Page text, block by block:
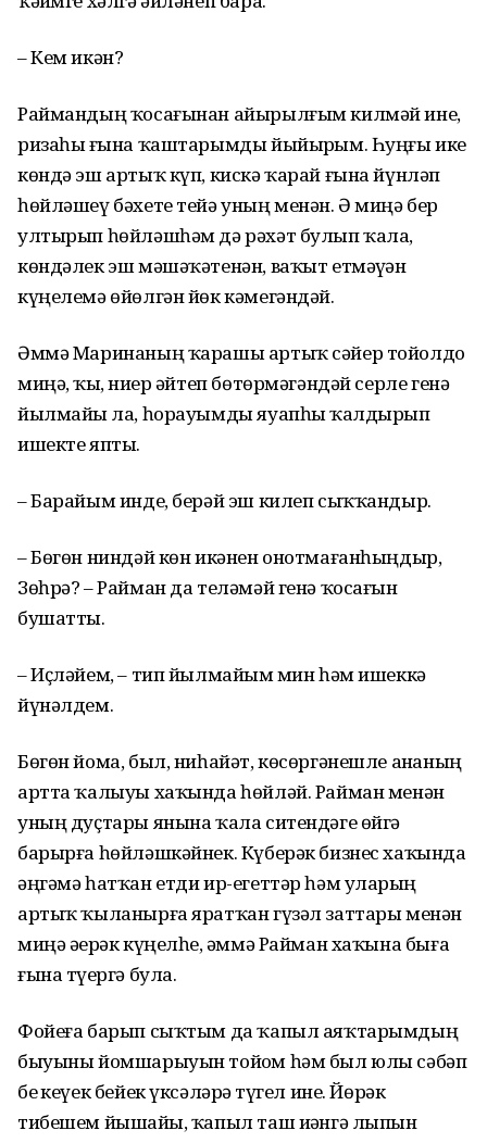
– Кем икән?
Раймандың ҡосағынан айырылғым килмәй ине,
ризаһыҙ ғына ҡаштарымды йыйырҙым. Һуңғы ике
көндә эш артыҡ күп, кискә ҡарай ғына йүнләп
һөйләшеү бәхете тейә уның менән. Ә миңә бер
ултырып һөйләшһәм дә рәхәт булып ҡала,
көндәлек эш мәшәҡәтенән, ваҡыт етмәүҙән
күңелемә өйөлгән йөк кәмегәндәй.
Әммә Маринаның ҡарашы артыҡ сәйер тойолдо
миңә, ҡыҙ, ниҙер әйтеп бөтөрмәгәндәй серле генә
йылмайҙы ла, һорауымды яуапһыҙ ҡалдырып
ишекте япты.
– Барайым инде, берәй эш килеп сыҡҡандыр.
– Бөгөн ниндәй көн икәнен онотмағанһыңдыр,
Зөһрә? – Райман да теләмәй генә ҡосағын
бушатты.
– Иҫләйем, – тип йылмайҙым мин һәм ишеккә
йүнәлдем.
Бөгөн йома, был, ниһайәт, көсөргәнешле аҙнаның
артта ҡалыуы хаҡында һөйләй. Райман менән
уның дуҫтары янына ҡала ситендәге өйгә
барырға һөйләшкәйнек. Күберәк бизнес хаҡында
әңгәмә һатҡан етди ир-егеттәр һәм уларҙың
артыҡ ҡыланырға яратҡан гүзәл заттары менән
миңә әҙерәк күңелһеҙ, әммә Райман хаҡына быға
ғына түҙергә була.
Фойеға барып сыҡтым да ҡапыл аяҡтарымдың
быуыны йомшарыуын тойҙом һәм был юлы сәбәп
беҙ кеүек бейек үксәләрҙә түгел ине. Йөрәк
тибешем йышайҙы, ҡапыл таш иҙәнгә лыпын